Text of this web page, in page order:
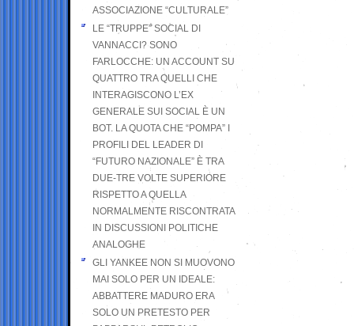
ASSOCIAZIONE “CULTURALE”
LE “TRUPPE” SOCIAL DI
VANNACCI? SONO
FARLOCCHE: UN ACCOUNT SU
QUATTRO TRA QUELLI CHE
INTERAGISCONO L’EX
GENERALE SUI SOCIAL È UN
BOT. LA QUOTA CHE “POMPA” I
PROFILI DEL LEADER DI
“FUTURO NAZIONALE” È TRA
DUE-TRE VOLTE SUPERIORE
RISPETTO A QUELLA
NORMALMENTE RISCONTRATA
IN DISCUSSIONI POLITICHE
ANALOGHE
GLI YANKEE NON SI MUOVONO
MAI SOLO PER UN IDEALE:
ABBATTERE MADURO ERA
SOLO UN PRETESTO PER